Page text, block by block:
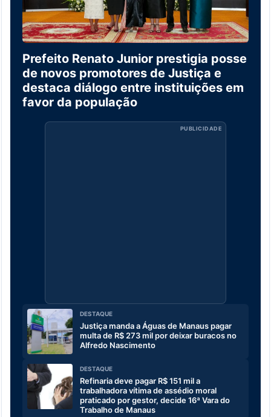
Prefeito Renato Junior prestigia posse
de novos promotores de Justiça e
destaca diálogo entre instituições em
favor da população
PUBLICIDADE
DESTAQUE
Justiça manda a Águas de Manaus pagar
multa de R$ 273 mil por deixar buracos no
Alfredo Nascimento
DESTAQUE
Refinaria deve pagar R$ 151 mil a
trabalhadora vítima de assédio moral
praticado por gestor, decide 16ª Vara do
Trabalho de Manaus